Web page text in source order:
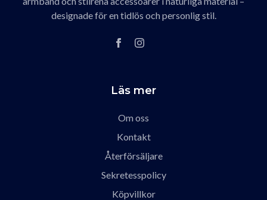
designade för en tidlös och personlig stil.
Läs mer
Om oss
Kontakt
Återförsäljare
Sekretesspolicy
Köpvillkor